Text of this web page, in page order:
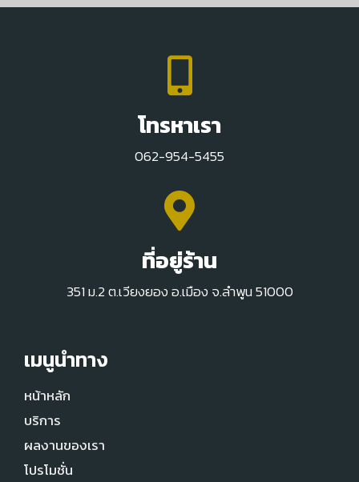
โทรหาเรา
062-954-5455
ที่อยู่ร้าน
351 ม.2 ต.เวียงยอง อ.เมือง จ.ลำพูน 51000
เมนูนำทาง
หน้าหลัก
บริการ
ผลงานของเรา
โปรโมชั่น